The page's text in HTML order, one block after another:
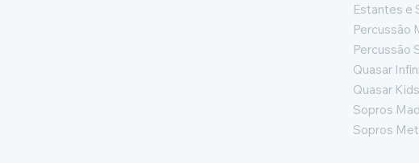
Estantes e
Percussão
Percussão
Quasar
Quasar Kids
Sopros
Sopros